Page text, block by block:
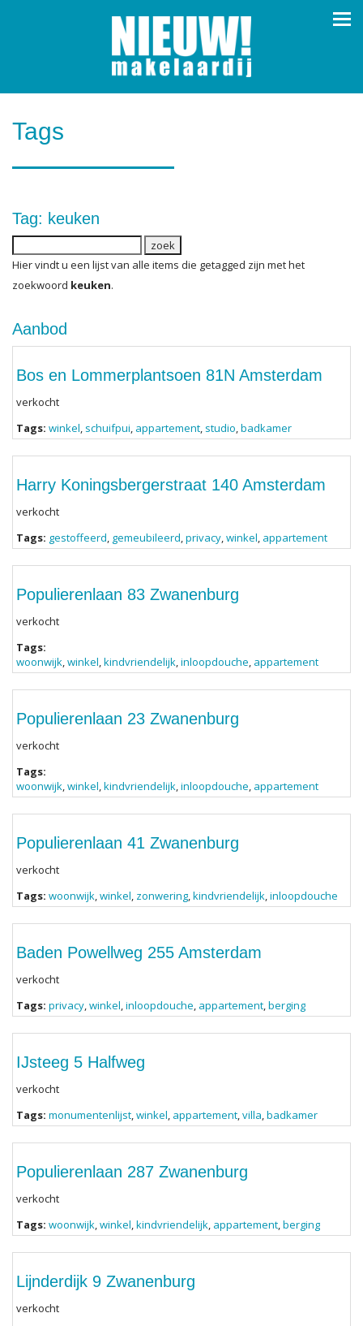
Tags
Tag: keuken
Hier vindt u een lijst van alle items die getagged zijn met het
zoekwoord keuken.
Aanbod
Bos en Lommerplantsoen 81N Amsterdam
verkocht
Tags: winkel, schuifpui, appartement, studio,badkamer
Harry Koningsbergerstraat 140 Amsterdam
verkocht
Tags: gestoffeerd, gemeubileerd,privacy,winkel, appartement
Populierenlaan 83 Zwanenburg
verkocht
Tags:
woonwijk,winkel,kindvriendelijk,inloopdouche, appartement
Populierenlaan 23 Zwanenburg
verkocht
Tags:
woonwijk,winkel,kindvriendelijk,inloopdouche, appartement
Populierenlaan 41 Zwanenburg
verkocht
Tags: woonwijk,winkel, zonwering,kindvriendelijk,inloopdouche
Baden Powellweg 255 Amsterdam
verkocht
Tags: privacy,winkel,inloopdouche, appartement,berging
IJsteeg 5 Halfweg
verkocht
Tags: monumentenlijst,winkel, appartement,villa,badkamer
Populierenlaan 287 Zwanenburg
verkocht
Tags: woonwijk,winkel,kindvriendelijk, appartement,berging
Lijnderdijk 9 Zwanenburg
verkocht